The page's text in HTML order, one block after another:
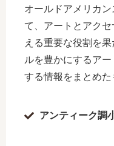
オールドアメリカ
て、アートとアク
える重要な役割を
ルを豊かにするア
する情報をまとめた
アンティーク調